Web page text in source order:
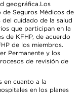
geográfica.Los
de Seguros Médicos de
cuidado de la salud
que participan en la
de KFHP, de acuerdo
de los miembros.
Permanente y los
de revisión de
en cuanto a la
en los planes